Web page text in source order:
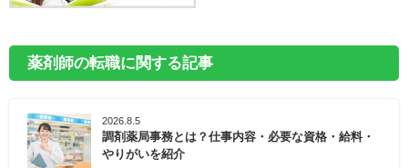
薬剤師の転職に関する記事
2026.8.5
調剤薬局事務とは？仕事内容・必要な資格・給料・
やりがいを紹介